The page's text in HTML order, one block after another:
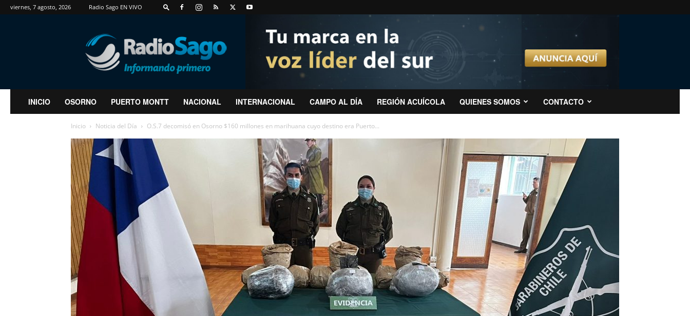
viernes, 7 agosto, 2026 Radio Sago EN VIVO
RadioSago
INICIO OSORNO PUERTO MONTT NACIONAL INTERNACIONAL CAMPO AL DÍA REGIÓN ACUÍCOLA QUIENES SOMOS CONTACTO
Inicio Noticia del Día O.S.7 decomisó en Osorno $160 millones en marihuana cuyo destino era Puerto...